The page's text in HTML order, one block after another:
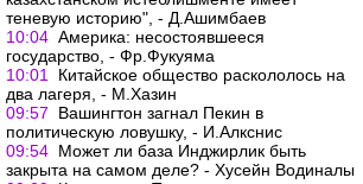
теневую историю", - Д.Ашимбаев
10:04 Америка: несостоявшееся
государство, - Фр.Фукуяма
10:01
Китайское общество раскололось на
два лагеря, - М.Хазин
09:57
Вашингтон загнал Пекин в
политическую ловушку, - И.Алкснис
09:54 Может ли база Инджирлик быть
закрыта на самом деле? - Хусейн Водиналы